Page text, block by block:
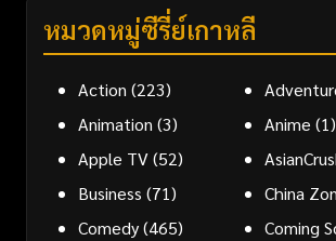
หมวดหมู่ซีรี่ย์เกาหลี
Action (223)
Animation (3) Anime (1)
Apple TV(52)
Business (71) China
Comedy(465) Coming